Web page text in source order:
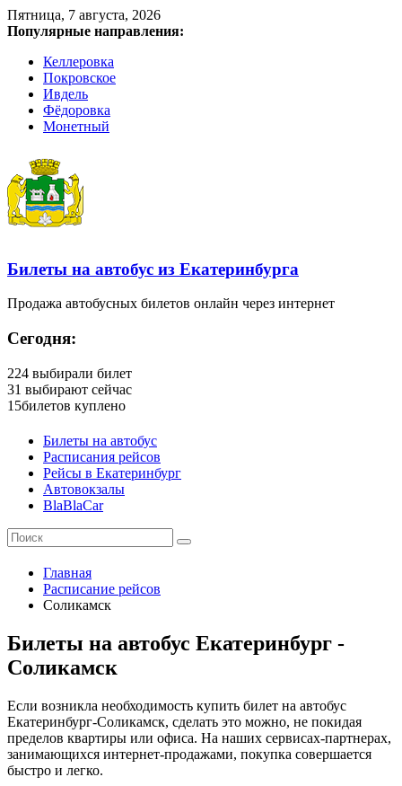
Пятница, 7 августа, 2026
Популярные направления:
Келлеровка
Покровское
Ивдель
Фёдоровка
Монетный
Билеты на автобус из Екатеринбурга
Продажа автобусных билетов онлайн через интернет
Сегодня:
224 выбирали билет
31 выбирают сейчас
15билетов куплено
Билеты на автобус
Расписания рейсов
Рейсы в Екатеринбург
Автовокзалы
BlaBlaCar
Главная
Расписание рейсов
Соликамск
Билеты на автобус Екатеринбург -
Соликамск
Если возникла необходимость купить билет на автобус
Екатеринбург-Соликамск, сделать это можно, не покидая
пределов квартиры или офиса. На наших сервисах-партнерах,
занимающихся интернет-продажами, покупка совершается
быстро и легко.